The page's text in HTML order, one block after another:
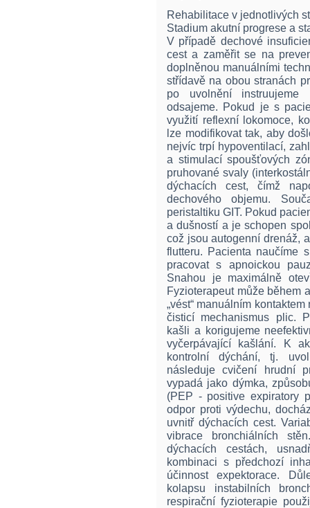
Rehabilitace v jednotlivých
Stadium akutní progrese a
V případě dechové
cest a zaměřit se na
doplněnou manuálními
střídavě na obou stranách
po uvolnění instruujeme
odsajeme. Pokud je s
využití reflexní lokomoce,
lze modifikovat tak, aby
nejvíc trpí hypoventilací,
a stimulací spoušťových
pruhované svaly
dýchacích cest, čímž
dechového objemu.
peristaltiku GIT. Pokud
a dušností a je schopen
což jsou autogenní drenáž,
flutteru. Pacienta naučíme
pracovat s apnoickou
Snahou je maximálně
Fyzioterapeut může během
„vést“ manuálním
čisticí mechanismus plic.
kašli a korigujeme
vyčerpávající kašlání. K
kontrolní dýchání, tj.
následuje cvičení hrudní
vypadá jako dýmka,
(PEP - positive expiratory
odpor proti výdechu,
uvnitř dýchacích cest.
vibrace bronchiálních
dýchacích cestách,
kombinaci s předchozí
účinnost expektorace.
kolapsu instabilních
respirační fyzioterapie